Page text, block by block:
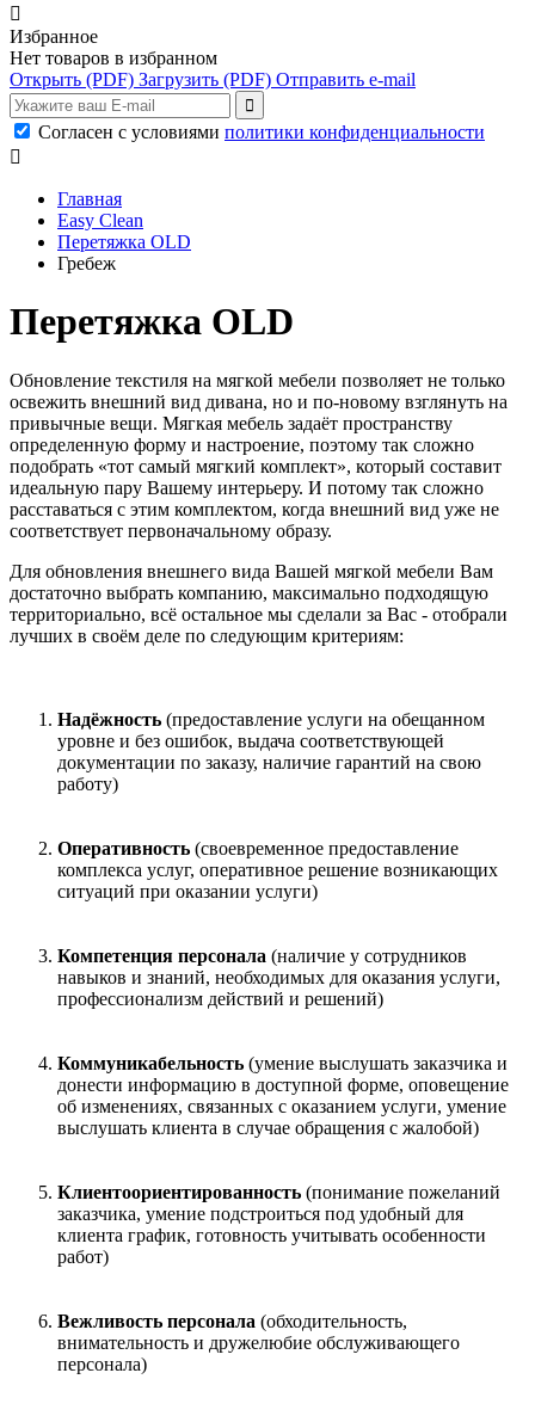

Избранное
Нет товаров в избранном
Открыть (PDF) Загрузить (PDF) Отправить e-mail
Согласен с условиями политики конфиденциальности

Главная
Easy Clean
Перетяжка OLD
Гребеж
Перетяжка OLD
Обновление текстиля на мягкой мебели позволяет не только
освежить внешний вид дивана, но и по-новому взглянуть на
привычные вещи. Мягкая мебель задаёт пространству
определенную форму и настроение, поэтому так сложно
подобрать «тот самый мягкий комплект», который составит
идеальную пару Вашему интерьеру. И потому так сложно
расставаться с этим комплектом, когда внешний вид уже не
соответствует первоначальному образу.
Для обновления внешнего вида Вашей мягкой мебели Вам
достаточно выбрать компанию, максимально подходящую
территориально, всё остальное мы сделали за Вас - отобрали
лучших в своём деле по следующим критериям:
Надёжность (предоставление услуги на обещанном
уровне и без ошибок, выдача соответствующей
документации по заказу, наличие гарантий на свою
работу)
Оперативность (своевременное предоставление
комплекса услуг, оперативное решение возникающих
ситуаций при оказании услуги)
Компетенция персонала (наличие у сотрудников
навыков и знаний, необходимых для оказания услуги,
профессионализм действий и решений)
Коммуникабельность (умение выслушать заказчика и
донести информацию в доступной форме, оповещение
об изменениях, связанных с оказанием услуги, умение
выслушать клиента в случае обращения с жалобой)
Клиентоориентированность (понимание пожеланий
заказчика, умение подстроиться под удобный для
клиента график, готовность учитывать особенности
работ)
Вежливость персонала (обходительность,
внимательность и дружелюбие обслуживающего
персонала)